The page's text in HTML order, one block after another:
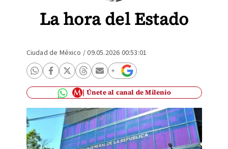
La hora del Estado
Ciudad de México /09.05.2026 00:53:01
Únete al canal de Milenio